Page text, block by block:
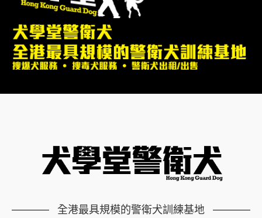
全港最具規模的警衛犬訓練基地